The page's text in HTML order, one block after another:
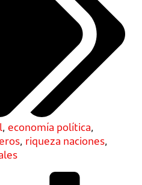
, economía política,
, riqueza naciones,